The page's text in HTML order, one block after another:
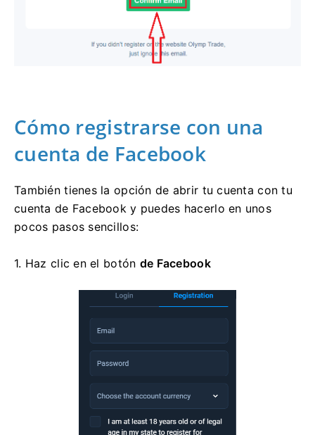
Cómo registrarse con una
cuenta de Facebook
También tienes la opción de abrir tu cuenta con tu
cuenta de Facebook y puedes hacerlo en unos
pocos pasos sencillos:
1. Haz clic enel botón de Facebook